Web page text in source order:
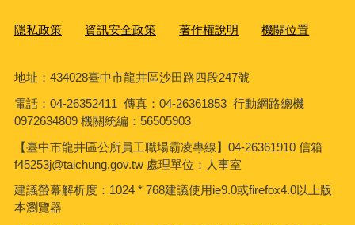
隱私政策 資訊安全政策 著作權說明 機關位置
地址：434028臺中市龍井區沙田路四段247號
電話：04-26352411 傳真：04-26361853 行動網路總機
0972634809 機關統編：56505903
【臺中市龍井區公所員工職場霸凌專線】04-26361910 信箱
f45253j@taichung.gov.tw 處理單位：人事室
建議螢幕解析度：1024 * 768建議使用ie9.0或firefox4.0以上版
本瀏覽器